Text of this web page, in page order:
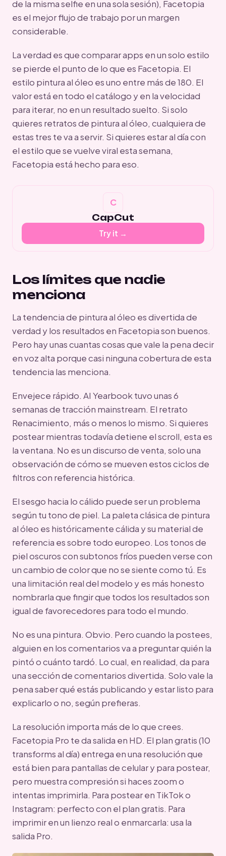
de la misma selfie en una sola sesión), Facetopia
es el mejor flujo de trabajo por un margen
considerable.
La verdad es que comparar apps en un solo estilo
se pierde el punto de lo que es Facetopia. El
estilo pintura al óleo es uno entre más de 180. El
valor está en todo el catálogo y en la velocidad
para iterar, no en un resultado suelto. Si solo
quieres retratos de pintura al óleo, cualquiera de
estas tres te va a servir. Si quieres estar al día con
el estilo que se vuelve viral esta semana,
Facetopia está hecho para eso.
CapCut
Try it →
Los límites que nadie
menciona
La tendencia de pintura al óleo es divertida de
verdad y los resultados en Facetopia son buenos.
Pero hay unas cuantas cosas que vale la pena decir
en voz alta porque casi ninguna cobertura de esta
tendencia las menciona.
Envejece rápido. AI Yearbook tuvo unas 6
semanas de tracción mainstream. El retrato
Renacimiento, más o menos lo mismo. Si quieres
postear mientras todavía detiene el scroll, esta es
la ventana. No es un discurso de venta, solo una
observación de cómo se mueven estos ciclos de
filtros con referencia histórica.
El sesgo hacia lo cálido puede ser un problema
según tu tono de piel. La paleta clásica de pintura
al óleo es históricamente cálida y su material de
referencia es sobre todo europeo. Los tonos de
piel oscuros con subtonos fríos pueden verse con
un cambio de color que no se siente como tú. Es
una limitación real del modelo y es más honesto
nombrarla que fingir que todos los resultados son
igual de favorecedores para todo el mundo.
No es una pintura. Obvio. Pero cuando la postees,
alguien en los comentarios va a preguntar quién la
pintó o cuánto tardó. Lo cual, en realidad, da para
una sección de comentarios divertida. Solo vale la
pena saber qué estás publicando y estar listo para
explicarlo o no, según prefieras.
La resolución importa más de lo que crees.
Facetopia Pro te da salida en HD. El plan gratis (10
transforms al día) entrega en una resolución que
está bien para pantallas de celular y para postear,
pero muestra compresión si haces zoom o
intentas imprimirla. Para postear en TikTok o
Instagram: perfecto con el plan gratis. Para
imprimir en un lienzo real o enmarcarla: usa la
salida Pro.